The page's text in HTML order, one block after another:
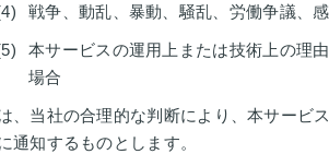
戦争、動乱、暴動、騒乱、労働争議、
本サービスの運用上または技術上の理
場合
、当社の合理的な判断により、本サービ
通知するものとします。